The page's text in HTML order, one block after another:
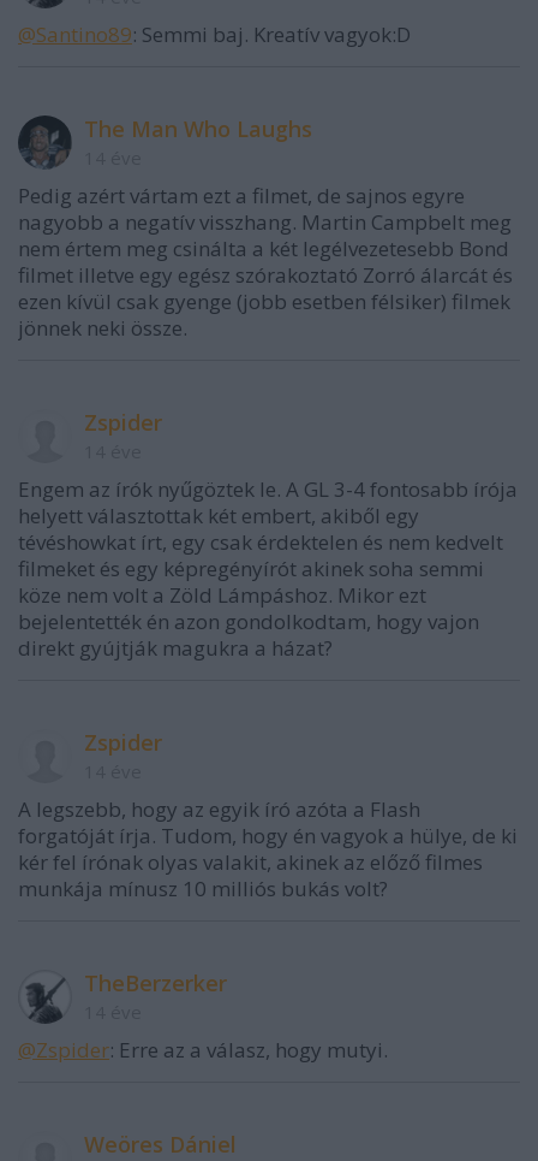
@Santino89: Semmi baj. Kreatív vagyok:D
The Man Who Laughs
Pedig azért vártam ezt a filmet, de sajnos egyre
nagyobb a negatív visszhang. Martin Campbelt meg
nem értem meg csinálta a két legélvezetesebb Bond
filmet illetve egy egész szórakoztató Zorró álarcát és
ezen kívül csak gyenge (jobb esetben félsiker) filmek
jönnek neki össze.
Zspider
Engem az írók nyűgöztek le. A GL 3-4 fontosabb írója
helyett választottak két embert, akiből egy
tévéshowkat írt, egy csak érdektelen és nem kedvelt
filmeket és egy képregényírót akinek soha semmi
köze nem volt a Zöld Lámpáshoz. Mikor ezt
bejelentették én azon gondolkodtam, hogy vajon
direkt gyújtják magukra a házat?
Zspider
A legszebb, hogy az egyik író azóta a Flash
forgatóját írja. Tudom, hogy én vagyok a hülye, de ki
kér fel írónak olyas valakit, akinek az előző filmes
munkája mínusz 10 milliós bukás volt?
TheBerzerker
@Zspider: Erre az a válasz, hogy mutyi.
Weöres Dániel